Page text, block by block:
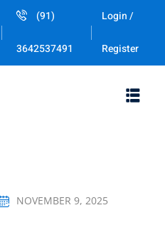
(91)
3642537491
Login /
Register
NOVEMBER 9, 2025